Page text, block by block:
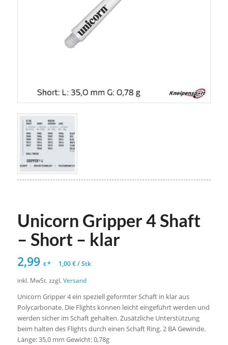
Unicorn Gripper 4 Shaft
– Short – klar
2,99 €* 1,00€/Stk
inkl. MwSt. zzgl.Versand
Unicorn Gripper 4 ein speziell geformter Schaft in klar aus
Polycarbonate. Die Flights können leicht eingeführt werden und
werden sicher im Schaft gehalten. Zusätzliche Unterstützung
beim halten des Flights durch einen Schaft Ring. 2 BA Gewinde.
Länge: 35,0 mm Gewicht: 0,78g